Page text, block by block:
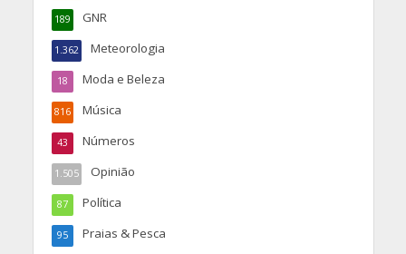
GNR
189
Meteorologia
1.362
Moda e Beleza
18
Música
816
Números
43
Opinião
1.505
Política
87
Praias & Pesca
95